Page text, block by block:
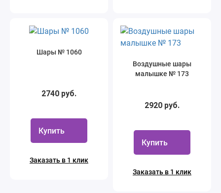
Шары № 1060
2740 руб.
Купить
Заказать в 1 клик
Воздушные шары
малышке № 173
2920 руб.
Купить
Заказать в 1 клик